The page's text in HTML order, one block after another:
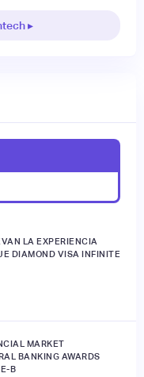
▸
LA EXPERIENCIA
DIAMOND VISA INFINITE
MARKET
BANKING AWARDS
B